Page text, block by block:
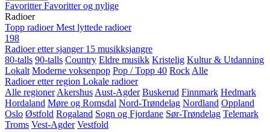
Favoritter Favoritter og nylige
Radioer
Topp radioer Mest lyttede radioer
198
Radioer etter sjanger 15 musikksjangre
80-talls 90-talls Country Eldre musikk Kristelig Kultur & Utdanning
Lokalt Moderne voksenpop Pop / Topp 40 Rock Alle
Radioer etter region Lokale radioer
Alle regioner Akershus Aust-Agder Buskerud Finnmark Hedmark
Hordaland Møre og Romsdal Nord-Trøndelag Nordland Oppland
Oslo Østfold Rogaland Sogn og Fjordane Sør-Trøndelag Telemark
Troms Vest-Agder Vestfold